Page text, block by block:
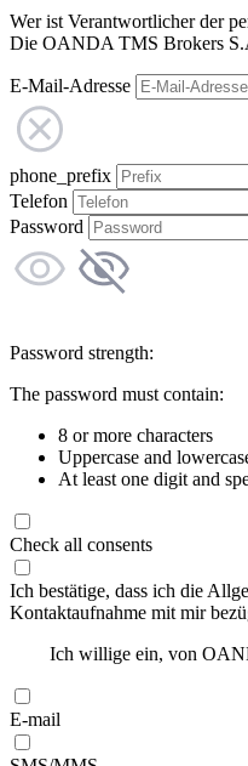
Wer ist Verantwortlicher der
Die OANDA TMS Brokers
E-Mail-Adresse
phone_prefix
Telefon
Password
Password strength:
The password must contain:
8 or more characters
Uppercase and
At least one digit and
Check all consents
Ich bestätige, dass ich die
Kontaktaufnahme mit mir
Ich willige ein, von
E-mail